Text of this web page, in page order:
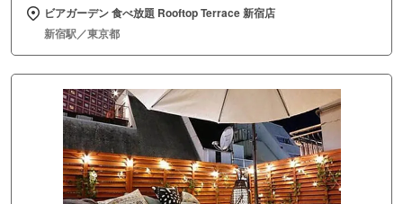
ビアガーデン 食べ放題 Rooftop Terrace 新宿店
新宿駅／東京都